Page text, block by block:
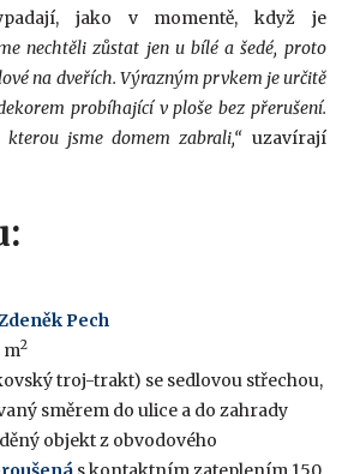
jako v momentě, když je
nechtěli zůstat jen u bílé a šedé, proto
na dveřích. Výrazným prvkem je určitě
probíhající v ploše bez přerušení.
jsme domem zabrali,“ uzavírají
Pech
m2
troj-trakt) se sedlovou střechou,
směrem do ulice a do zahrady
objekt z obvodového